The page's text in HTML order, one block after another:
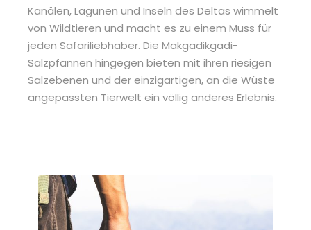
Kanälen, Lagunen und Inseln des Deltas wimmelt
von Wildtieren und macht es zu einem Muss für
jeden Safariliebhaber. Die Makgadikgadi-
Salzpfannen hingegen bieten mit ihren riesigen
Salzebenen und der einzigartigen, an die Wüste
angepassten Tierwelt ein völlig anderes Erlebnis.